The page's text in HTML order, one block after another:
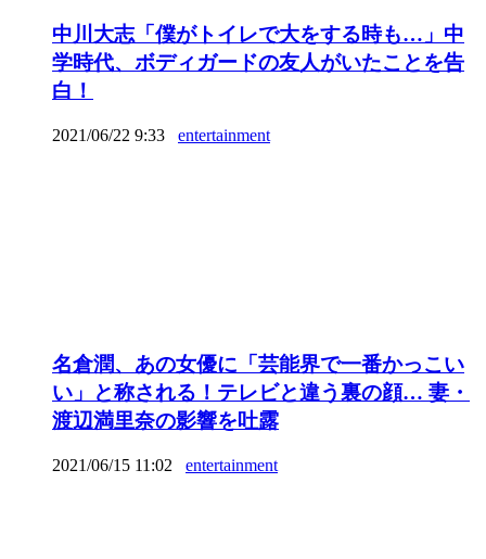
中川大志「僕がトイレで大をする時も…」中
学時代、ボディガードの友人がいたことを告
白！
2021/06/22 9:33 entertainment
名倉潤、あの女優に「芸能界で一番かっこい
い」と称される！テレビと違う裏の顔… 妻・
渡辺満里奈の影響を吐露
2021/06/15 11:02 entertainment